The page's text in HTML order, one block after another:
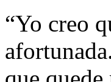
“Yo creo